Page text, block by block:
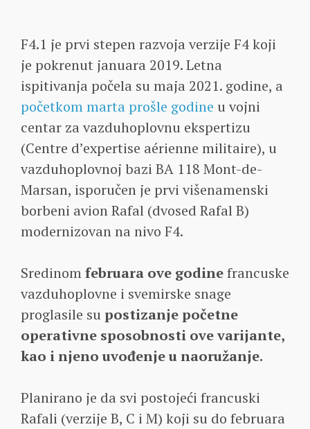
F4.1 je prvi stepen razvoja verzije F4 koji
je pokrenut januara 2019. Letna
ispitivanja počela su maja 2021. godine, a
početkom marta prošle godine u vojni
centar za vazduhoplovnu ekspertizu
(Centre d’expertise aérienne militaire), u
vazduhoplovnој bazi BA 118 Mont-de-
Marsan, isporučen je prvi višenamenski
borbeni avion Rafal (dvosed Rafal B)
modernizovan na nivo F4.
Sredinomfebruara ove godinefrancuske
vazduhoplovne i svemirske snage
proglasile su postizanje početne
operativne sposobnosti ove varijante,
kao i njeno uvođenje u naoružanje.
Planirano je da svi postojeći francuski
Rafali (verzije B, C i M) koji su do februara